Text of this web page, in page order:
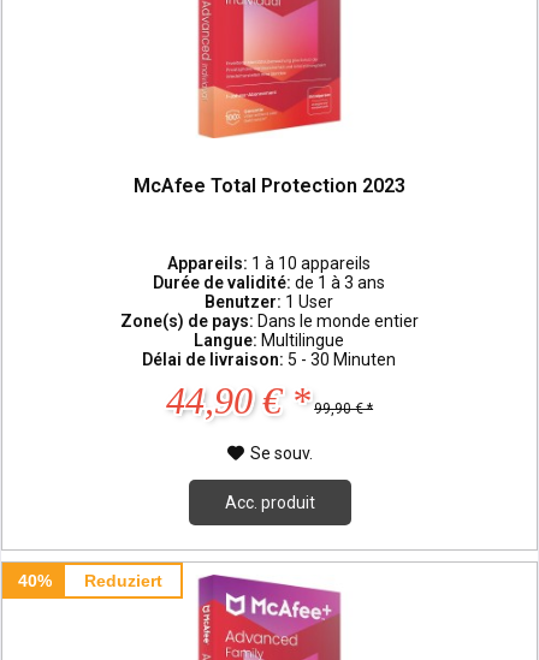
McAfee Total Protection 2023
Appareils: 1 à 10 appareils
Durée de validité:de 1 à 3 ans
Benutzer: 1 User
Zone(s) de pays: Dans le monde entier
Langue: Multilingue
Délai de livraison: 5 - 30 Minuten
44,90 € * 99,90 € *
Se souv.
Acc. produit
40% Reduziert